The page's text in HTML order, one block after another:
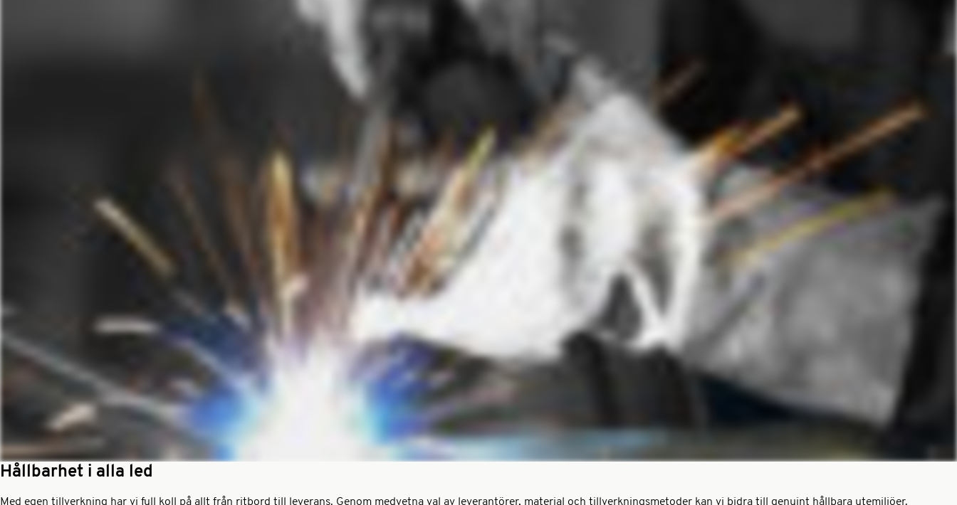
Hållbarhet i alla led
Med egen tillverkning har vi full koll på allt från ritbord till leverans. Genom medvetna val av leverantörer, material och tillverkningsmetoder kan vi bidra till genuint hållbara utemiljöer.